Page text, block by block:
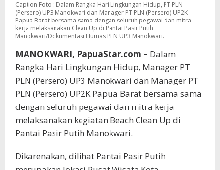
Caption Foto : Dalam Rangka Hari Lingkungan Hidup, PT PLN
(Persero) UP3 Manokwari dan Manager PT PLN (Persero) UP2K
Papua Barat bersama sama dengan seluruh pegawai dan mitra
kerja melaksanakan Clean Up di Pantai Pasir Putih
Manokwari/Dokumentasi Humas PLN UP3 Manokwari.
MANOKWARI, PapuaStar.com – Dalam
Rangka Hari Lingkungan Hidup, Manager PT
PLN (Persero) UP3 Manokwari dan Manager PT
PLN (Persero) UP2K Papua Barat bersama sama
dengan seluruh pegawai dan mitra kerja
melaksanakan kegiatan Beach Clean Up di
Pantai Pasir Putih Manokwari.
Dikarenakan, dilihat Pantai Pasir Putih